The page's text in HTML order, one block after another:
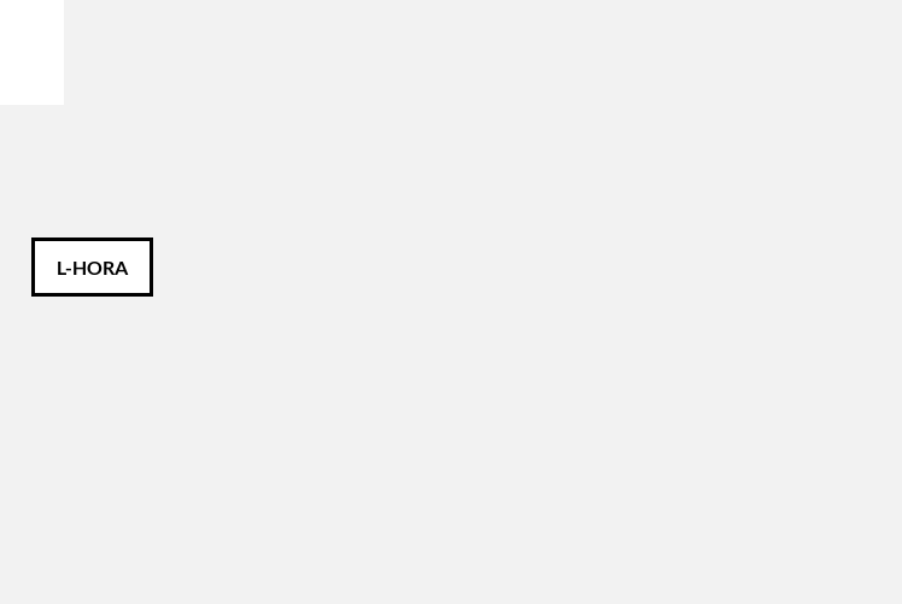
L-HORA